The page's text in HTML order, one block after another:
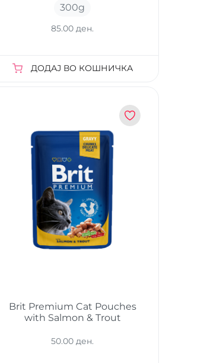
300g
85.00 ден.
ДОДАЈ ВО КОШНИЧКА
Brit Premium Cat Pouches
with Salmon & Trout
50.00 ден.